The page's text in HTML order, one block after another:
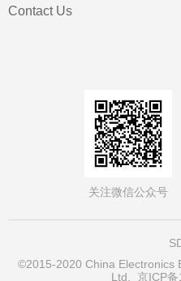
Contact Us
关注微信公众号
©2015-2020 China Electronics
Ltd.
京ICP